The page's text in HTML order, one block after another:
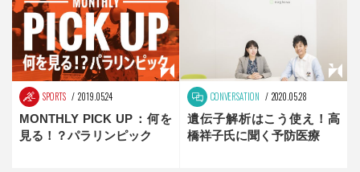
SPORTS 2019.05.24
MONTHLY PICK UP：何を
見る！？パラリンピック
CONVERSATION 2020.05.28
遺伝子解析はこう使え！高
橋祥子氏に聞く予防医療